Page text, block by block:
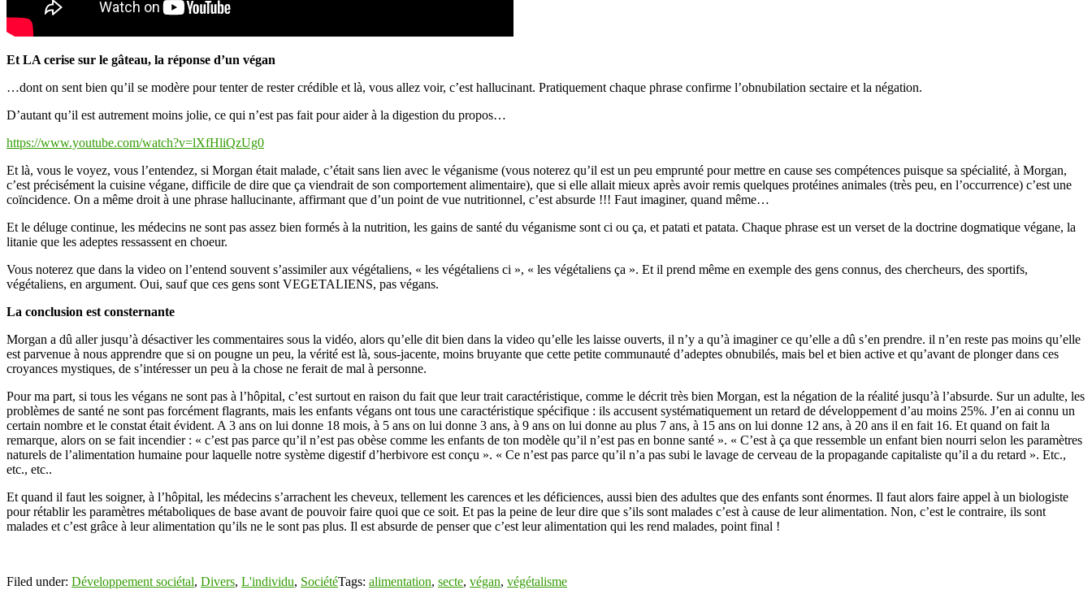
Et LA cerise sur le gâteau, la réponse d’un végan
…dont on sent bien qu’il se modère pour tenter de rester crédible et là, vous allez voir, c’est hallucinant. Pratiquement chaque phrase confirme l’obnubilation sectaire et la négation.
D’autant qu’il est autrement moins jolie, ce qui n’est pas fait pour aider à la digestion du propos…
https://www.youtube.com/watch?v=lXfHliQzUg0
Et là, vous le voyez, vous l’entendez, si Morgan était malade, c’était sans lien avec le véganisme (vous noterez qu’il est un peu emprunté pour mettre en cause ses compétences puisque sa spécialité, à Morgan,
c’est précisément la cuisine végane, difficile de dire que ça viendrait de son comportement alimentaire), que si elle allait mieux après avoir remis quelques protéines animales (très peu, en l’occurrence) c’est une
coïncidence. On a même droit à une phrase hallucinante, affirmant que d’un point de vue nutritionnel, c’est absurde !!! Faut imaginer, quand même…
Et le déluge continue, les médecins ne sont pas assez bien formés à la nutrition, les gains de santé du véganisme sont ci ou ça, et patati et patata. Chaque phrase est un verset de la doctrine dogmatique végane, la
litanie que les adeptes ressassent en choeur.
Vous noterez que dans la video on l’entend souvent s’assimiler aux végétaliens, « les végétaliens ci », « les végétaliens ça ». Et il prend même en exemple des gens connus, des chercheurs, des sportifs,
végétaliens, en argument. Oui, sauf que ces gens sont VEGETALIENS, pas végans.
La conclusion est consternante
Morgan a dû aller jusqu’à désactiver les commentaires sous la vidéo, alors qu’elle dit bien dans la video qu’elle les laisse ouverts, il n’y a qu’à imaginer ce qu’elle a dû s’en prendre. il n’en reste pas moins qu’elle
est parvenue à nous apprendre que si on pougne un peu, la vérité est là, sous-jacente, moins bruyante que cette petite communauté d’adeptes obnubilés, mais bel et bien active et qu’avant de plonger dans ces
croyances mystiques, de s’intéresser un peu à la chose ne ferait de mal à personne.
Pour ma part, si tous les végans ne sont pas à l’hôpital, c’est surtout en raison du fait que leur trait caractéristique, comme le décrit très bien Morgan, est la négation de la réalité jusqu’à l’absurde. Sur un adulte, les
problèmes de santé ne sont pas forcément flagrants, mais les enfants végans ont tous une caractéristique spécifique : ils accusent systématiquement un retard de développement d’au moins 25%. J’en ai connu un
certain nombre et le constat était évident. A 3 ans on lui donne 18 mois, à 5 ans on lui donne 3 ans, à 9 ans on lui donne au plus 7 ans, à 15 ans on lui donne 12 ans, à 20 ans il en fait 16. Et quand on fait la
remarque, alors on se fait incendier : « c’est pas parce qu’il n’est pas obèse comme les enfants de ton modèle qu’il n’est pas en bonne santé ». « C’est à ça que ressemble un enfant bien nourri selon les paramètres
naturels de l’alimentation humaine pour laquelle notre système digestif d’herbivore est conçu ». « Ce n’est pas parce qu’il n’a pas subi le lavage de cerveau de la propagande capitaliste qu’il a du retard ». Etc.,
etc., etc..
Et quand il faut les soigner, à l’hôpital, les médecins s’arrachent les cheveux, tellement les carences et les déficiences, aussi bien des adultes que des enfants sont énormes. Il faut alors faire appel à un biologiste
pour rétablir les paramètres métaboliques de base avant de pouvoir faire quoi que ce soit. Et pas la peine de leur dire que s’ils sont malades c’est à cause de leur alimentation. Non, c’est le contraire, ils sont
malades et c’est grâce à leur alimentation qu’ils ne le sont pas plus. Il est absurde de penser que c’est leur alimentation qui les rend malades, point final !
Filed under: Développement sociétal, Divers, L'individu, SociétéTags: alimentation, secte, végan, végétalisme